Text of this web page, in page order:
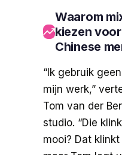
Waarom
kiezen
Chinese
“Ik gebruik
mijn werk,”
Tom van der
studio. “Die
mooi? Dat